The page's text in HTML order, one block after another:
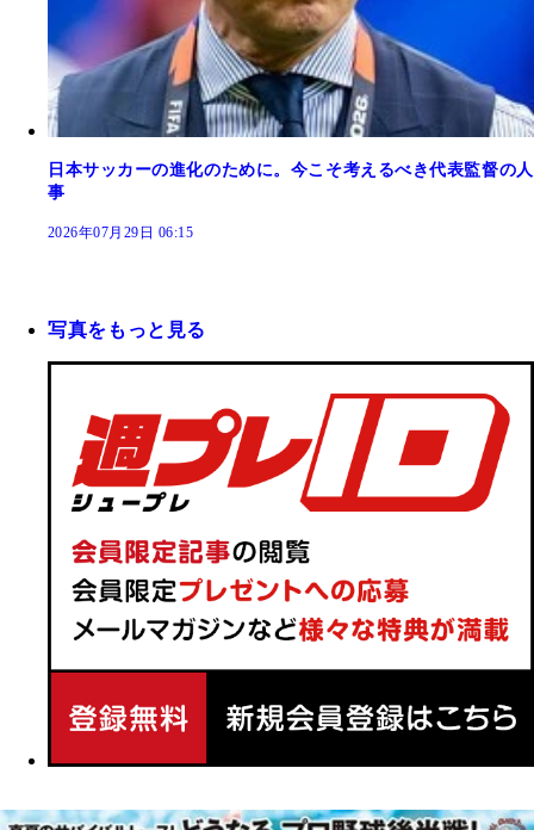
日本サッカーの進化のために。今こそ考えるべき代表監督の人
事
2026年07月29日 06:15
写真をもっと見る